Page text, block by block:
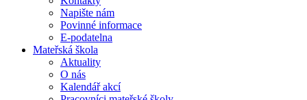
Napište nám
Povinné informace
E-podatelna
Mateřská škola
Aktuality
O nás
Kalendář akcí